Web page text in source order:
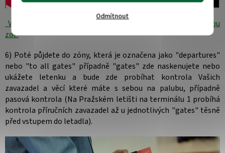
Odmítnout
Vhodná kabinová zavazadla které si můžete vzít na palubu
zde.
6) Poté půjdete do zóny, která je označena jako "departures"
nebo "to all gates" případně "gates" zde naskenujete nebo
ukážete letenku a bude zde probíhat kontrola Vašich
zavazadel a věcí které máte s sebou na palubu, případně
pasová kontrola (Na Pražském letišti na terminálu 1 probíhá
kontrola příručních zavazadel až u jednotlivých "gates" těsně
před vstupem do letadla).